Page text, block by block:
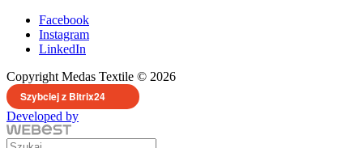
Facebook
Instagram
LinkedIn
Copyright Medas Textile © 2026
Szybciej z Bitrix24
Developed by